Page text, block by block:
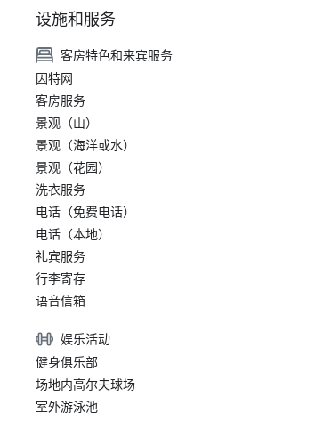
设施和服务
客房特色和来宾服务
因特网
客房服务
景观（山）
景观（海洋或水）
景观（花园）
洗衣服务
电话（免费电话）
电话（本地）
礼宾服务
行李寄存
语音信箱
娱乐活动
健身俱乐部
场地内高尔夫球场
室外游泳池